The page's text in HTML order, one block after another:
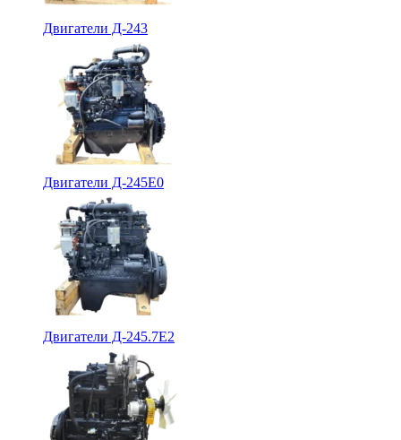
Двигатели Д-243
Двигатели Д-245Е0
Двигатели Д-245.7Е2